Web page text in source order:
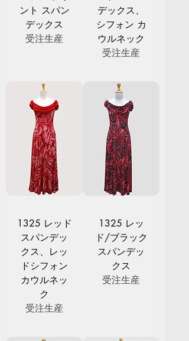
ント スパン
デックス
受注生産
デックス、
シフォン カ
ウルネック
受注生産
1325 レッド
スパンデッ
クス、レッ
ドシフォン
カウルネッ
ク
受注生産
1325 レッ
ド/ブラック
スパンデッ
クス
受注生産